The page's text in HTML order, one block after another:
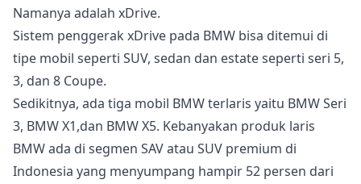
Namanya adalah xDrive.
Sistem penggerak xDrive pada BMW bisa ditemui di
tipe mobil seperti SUV, sedan dan estate seperti seri 5,
3, dan 8 Coupe.
Sedikitnya, ada tiga mobil BMW terlaris yaitu BMW Seri
3, BMW X1,dan BMW X5. Kebanyakan produk laris
BMW ada di segmen SAV atau SUV premium di
Indonesia yang menyumpang hampir 52 persen dari